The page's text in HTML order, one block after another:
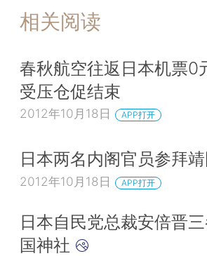
相关阅读
春秋航空往返日本机票0
受压仓促结束
2012年10月18日 APP打开
日本两名内阁官员参拜
2012年10月18日 APP打开
日本自民党总裁安倍晋
国神社